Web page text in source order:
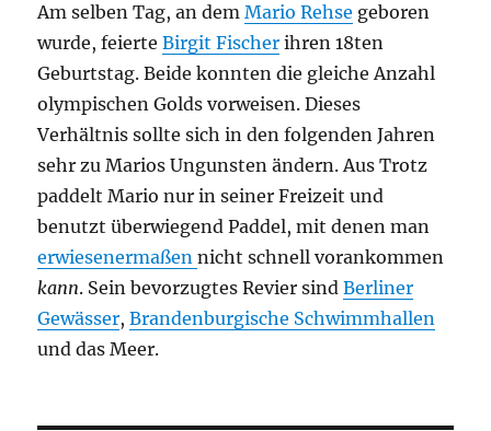
Am selben Tag, an demMario Rehse geboren
wurde, feierteBirgit Fischer ihren 18ten
Geburtstag. Beide konnten die gleiche Anzahl
olympischen Golds vorweisen. Dieses
Verhältnis sollte sich in den folgenden Jahren
sehr zu Marios Ungunsten ändern. Aus Trotz
paddelt Mario nur in seiner Freizeit und
benutzt überwiegend Paddel, mit denen man
erwiesenermaßennicht schnell vorankommen
kann. Sein bevorzugtes Revier sindBerliner
Gewässer,Brandenburgische Schwimmhallen
und das Meer.